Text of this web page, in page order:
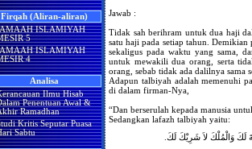
Firqah (Aliran-aliran)
ISLAMIYAH
5
ISLAMIYAH
4
Analisa
Ilmu Hisab
Penentuan Awal &
Ramadhan
Kritis Seputar Puasa
Sabtu
Jawab :
Tidak sah berihram untuk dua haji
satu haji pada setiap tahun.
sekaligus pada waktu yang sama,
untuk mewakili dua orang, serta
orang, sebab tidak ada dalilnya sama
Adapun talbiyah adalah memenuhi
di dalam firman-Nya,
“Dan berserulah kepada manusia
Sedangkan lafazh talbiyah yaitu:
لَكَ وَالْمُلْكَ لاَ شَرِيْكَ لَكَ.